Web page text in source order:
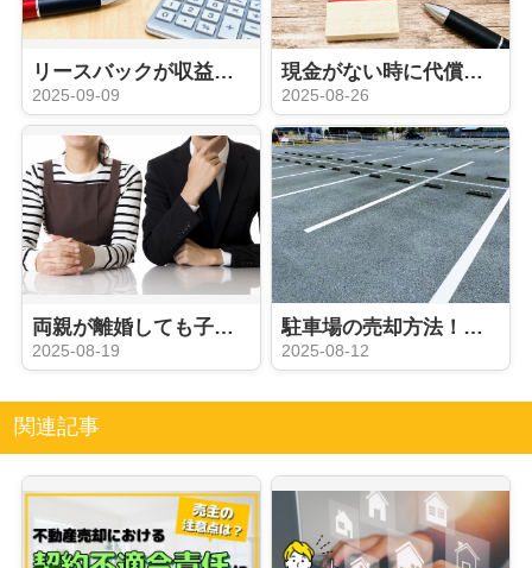
リースバックが収益物件とされる理由！売主が利用する際の注意点も解説
2025-09-09
現金がない時に代償分割はできる？実行方法と注意点についても解説
2025-08-26
両親が離婚しても子どもは相続人？相続の連絡がきたらどうするかも解説
2025-08-19
駐車場の売却方法！手続きの流れや注意点についても解説
2025-08-12
関連記事